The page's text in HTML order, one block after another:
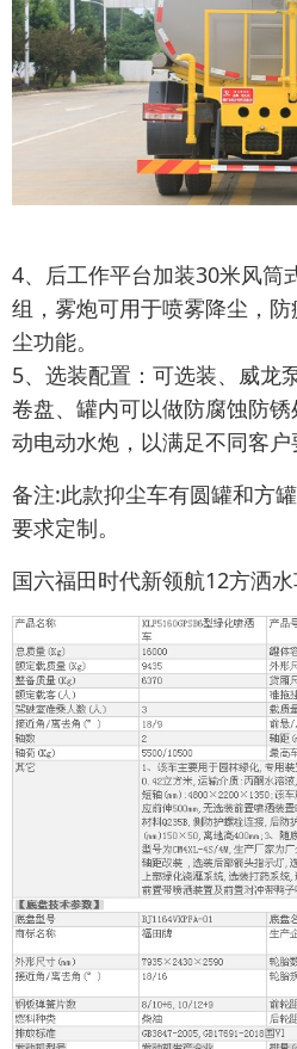
4、后工作平台加装30米风筒
组，雾炮可用于喷雾降尘，
尘功能。
5、选装配置：可选装、威龙
卷盘、罐内可以做防腐蚀防
动电动水炮，以满足不同客户
备注:此款抑尘车有圆罐和方
要求定制。
国六福田时代新领航12方洒水